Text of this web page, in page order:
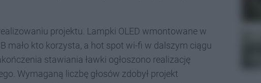
projektu. Lampki OLED wmontowane w
mało kto korzysta, a hot spot wi-fi w dalszym ciągu
stawiania ławki ogłoszono realizację
Wymaganą liczbę głosów zdobył projekt